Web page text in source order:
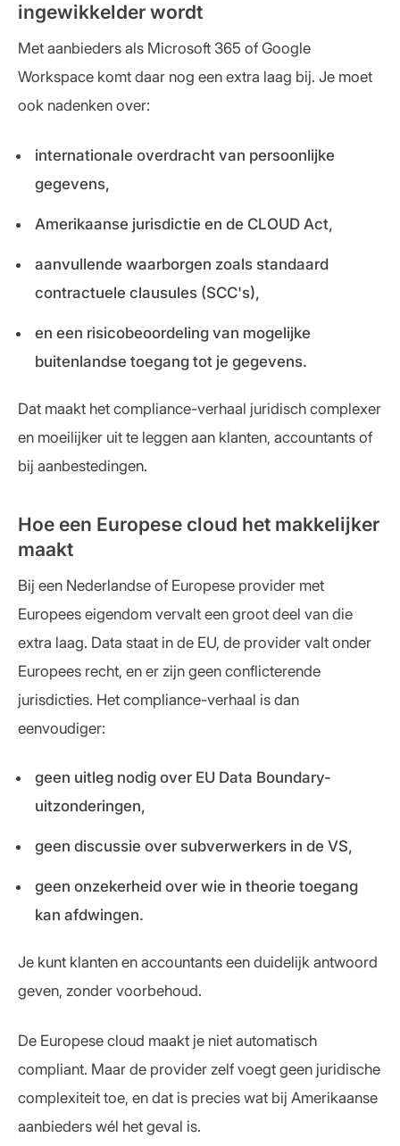
ingewikkelder wordt
Met aanbieders als Microsoft 365 of Google
Workspace komt daar nog een extra laag bij. Je moet
ook nadenken over:
internationale overdracht van persoonlijke
gegevens,
Amerikaanse jurisdictie en de CLOUD Act,
aanvullende waarborgen zoals standaard
contractuele clausules (SCC's),
en een risicobeoordeling van mogelijke
buitenlandse toegang tot je gegevens.
Dat maakt het compliance-verhaal juridisch complexer
en moeilijker uit te leggen aan klanten, accountants of
bij aanbestedingen.
Hoe een Europese cloud het makkelijker
maakt
Bij een Nederlandse of Europese provider met
Europees eigendom vervalt een groot deel van die
extra laag. Data staat in de EU, de provider valt onder
Europees recht, en er zijn geen conflicterende
jurisdicties. Het compliance-verhaal is dan
eenvoudiger:
geen uitleg nodig over EU Data Boundary-
uitzonderingen,
geen discussie over subverwerkers in de VS,
geen onzekerheid over wie in theorie toegang
kan afdwingen.
Je kunt klanten en accountants een duidelijk antwoord
geven, zonder voorbehoud.
De Europese cloud maakt je niet automatisch
compliant. Maar de provider zelf voegt geen juridische
complexiteit toe, en dat is precies wat bij Amerikaanse
aanbieders wél het geval is.